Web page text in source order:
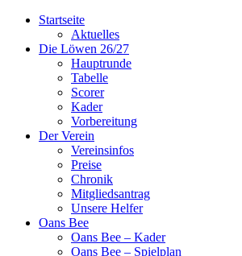
Startseite
Aktuelles
Die Löwen 26/27
Hauptrunde
Tabelle
Scorer
Kader
Vorbereitung
Der Verein
Vereinsinfos
Preise
Chronik
Mitgliedsantrag
Unsere Helfer
Oans Bee
Oans Bee – Kader
Oans Bee – Spielplan